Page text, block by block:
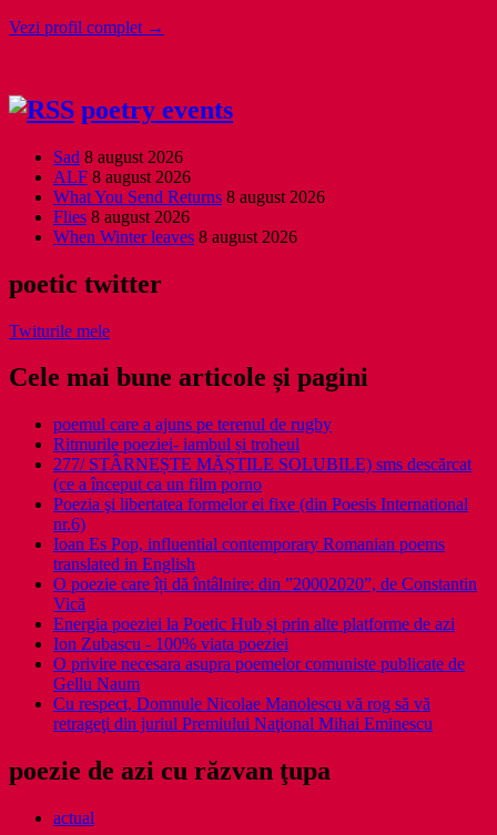
Vezi profil complet →
poetry events
Sad 8 august 2026
ALF 8 august 2026
What You Send Returns 8 august 2026
Flies 8 august 2026
When Winter leaves 8 august 2026
poetic twitter
Twiturile mele
Cele mai bune articole și pagini
poemul care a ajuns pe terenul de rugby
Ritmurile poeziei- iambul și troheul
277/ STÂRNEȘTE MĂȘTILE SOLUBILE) sms descărcat
(ce a început ca un film porno
Poezia şi libertatea formelor ei fixe (din Poesis International
nr.6)
Ioan Es Pop, influential contemporary Romanian poems
translated in English
O poezie care îți dă întâlnire: din ”20002020”, de Constantin
Vică
Energia poeziei la Poetic Hub și prin alte platforme de azi
Ion Zubascu - 100% viata poeziei
O privire necesara asupra poemelor comuniste publicate de
Gellu Naum
Cu respect, Domnule Nicolae Manolescu vă rog să vă
retrageţi din juriul Premiului Naţional Mihai Eminescu
poezie de azi cu răzvan ţupa
actual